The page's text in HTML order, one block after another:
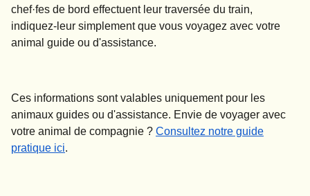
chef·fes de bord effectuent leur traversée du train,
indiquez-leur simplement que vous voyagez avec votre
animal guide ou d'assistance.
Ces informations sont valables uniquement pour les
animaux guides ou d'assistance. Envie de voyager avec
votre animal de compagnie ? Consultez notre guide
pratique ici.